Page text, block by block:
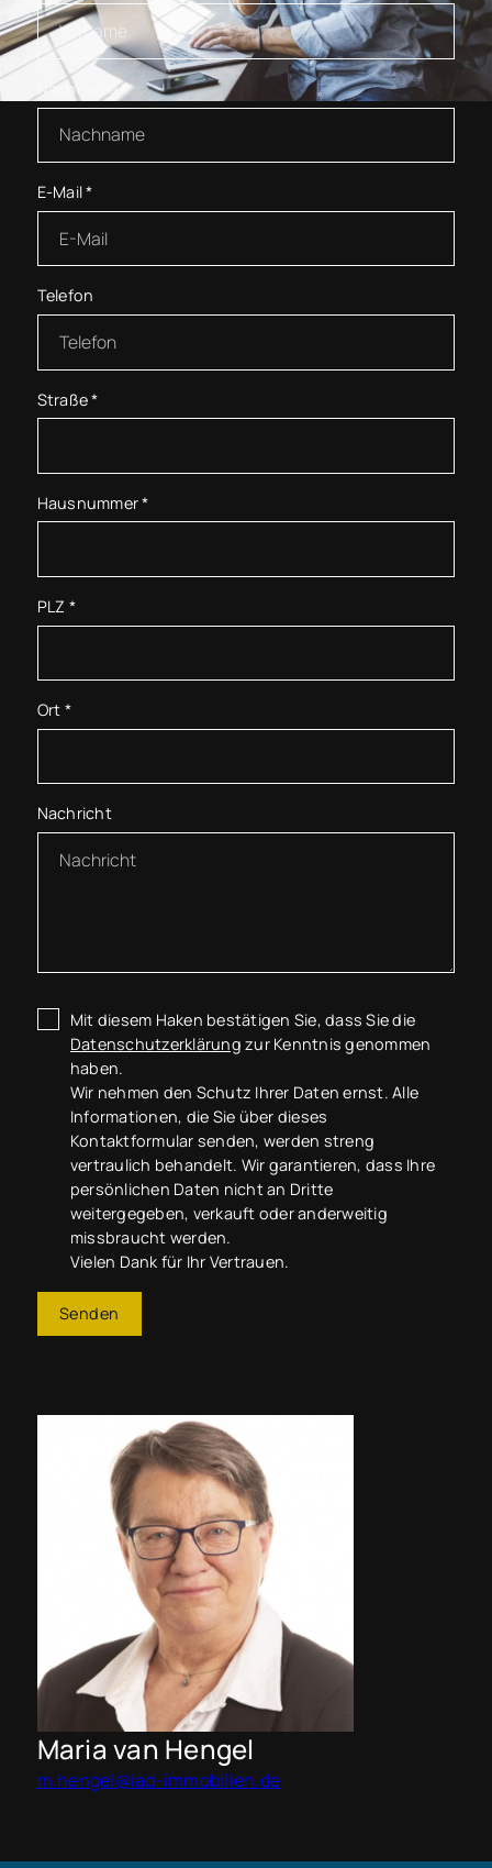
Nachname*
E-Mail*
Telefon
Straße*
Hausnummer*
PLZ *
Ort *
Nachricht
Mit diesem Haken bestätigen Sie, dass Sie die
Datenschutzerklärung zur Kenntnis genommen
haben.
Wir nehmen den Schutz Ihrer Daten ernst. Alle
Informationen, die Sie über dieses
Kontaktformular senden, werden streng
vertraulich behandelt. Wir garantieren, dass Ihre
persönlichen Daten nicht an Dritte
weitergegeben, verkauft oder anderweitig
missbraucht werden.
Vielen Dank für Ihr Vertrauen.
Senden
Maria van Hengel
m.hengel@iad-immobilien.de